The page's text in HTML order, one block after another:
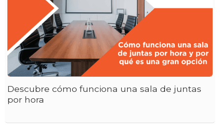
Descubre cómo funciona una sala de juntas
por hora